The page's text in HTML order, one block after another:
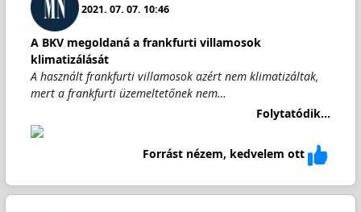
2021. 07. 07. 10:46
A BKV megoldaná a frankfurti villamosok
klimatizálását
A használt frankfurti villamosok azért nem klimatizáltak,
mert a frankfurti üzemeltetőnek nem…
Folytatódik...
Forrást nézem, kedvelem ott